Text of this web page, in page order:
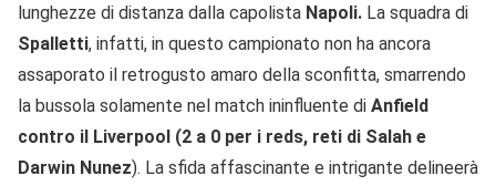
lunghezze di distanza dalla capolista Napoli. La squadra di
Spalletti, infatti, in questo campionato non ha ancora
assaporato il retrogusto amaro della sconfitta, smarrendo
la bussola solamente nel match ininfluente di Anfield
contro il Liverpool (2 a 0 per i reds, reti di Salah e
Darwin Nunez). La sfida affascinante e intrigante delineerà